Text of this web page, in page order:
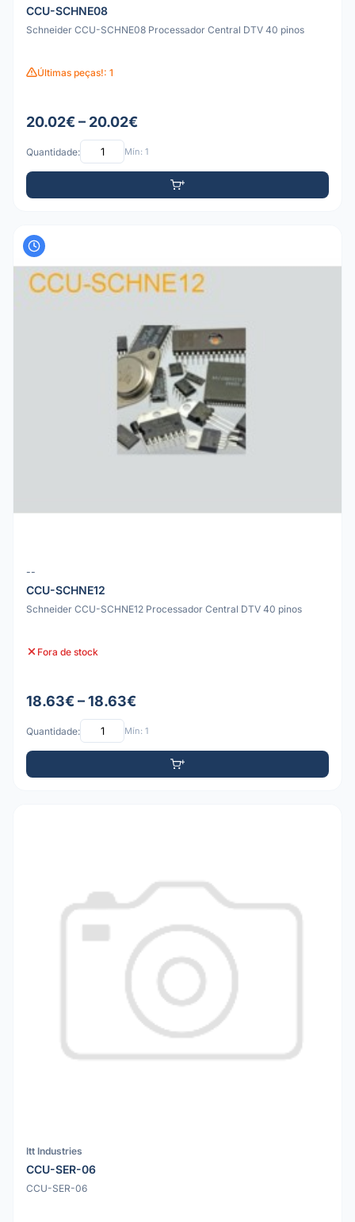
CCU-SCHNE08
Schneider CCU-SCHNE08 Processador Central DTV 40 pinos
Últimas peças!: 1
20.02€ – 20.02€
Quantidade: Mín: 1
--
CCU-SCHNE12
Schneider CCU-SCHNE12 Processador Central DTV 40 pinos
Fora de stock
18.63€ – 18.63€
Quantidade: Mín: 1
Itt Industries
CCU-SER-06
CCU-SER-06